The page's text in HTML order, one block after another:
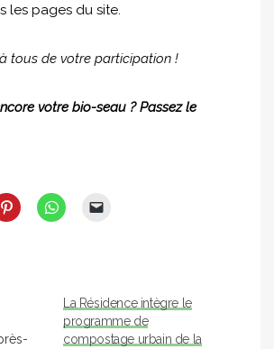
les pages du site.
tous de votre participation !
votre bio-seau ? Passez le
La Résidence intègre le
programme de
compostage urbain de la